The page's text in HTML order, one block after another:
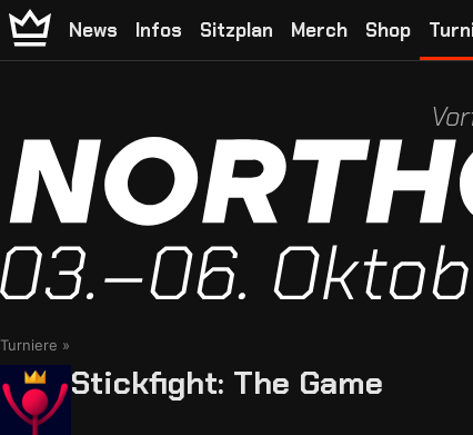
News Infos Sitzplan Merch Shop
Turniere
Stickfight: The Game